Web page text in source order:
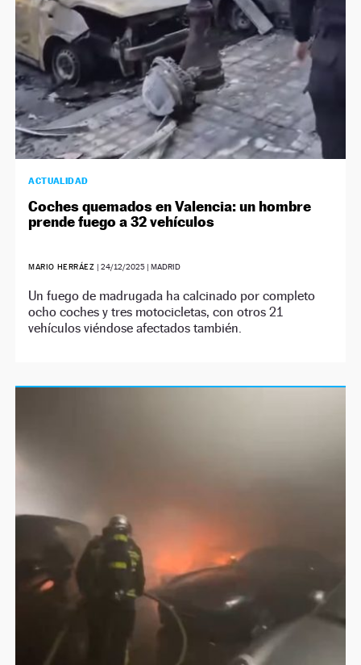
ACTUALIDAD
Coches quemados en Valencia: un hombre
prende fuego a 32 vehículos
MARIO HERRÁEZ | 24/12/2025| MADRID
Un fuego de madrugada ha calcinado por completo
ocho coches y tres motocicletas, con otros 21
vehículos viéndose afectados también.